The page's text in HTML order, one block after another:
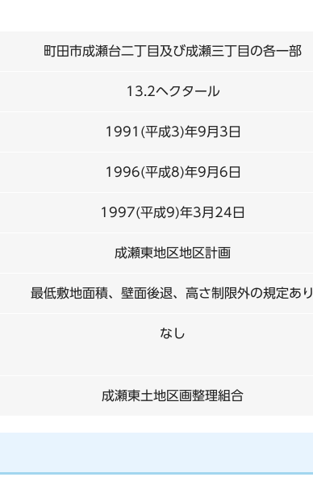
町田市成瀬台二丁目及び成瀬三丁目の各一部
13.2ヘクタール
1991(平成3)年9月3日
1996(平成8)年9月6日
1997(平成9)年3月24日
成瀬東地区地区計画
最低敷地面積、壁面後退、高さ制限外の規定あり
なし
成瀬東土地区画整理組合